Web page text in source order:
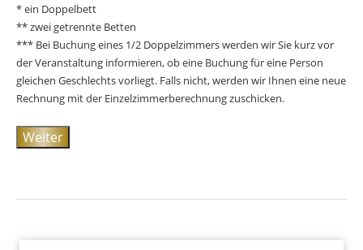
* ein Doppelbett
** zwei getrennte Betten
*** Bei Buchung eines 1/2 Doppelzimmers werden wir Sie kurz vor
der Veranstaltung informieren, ob eine Buchung für eine Person
gleichen Geschlechts vorliegt. Falls nicht, werden wir Ihnen eine neue
Rechnung mit der Einzelzimmerberechnung zuschicken.
Weiter